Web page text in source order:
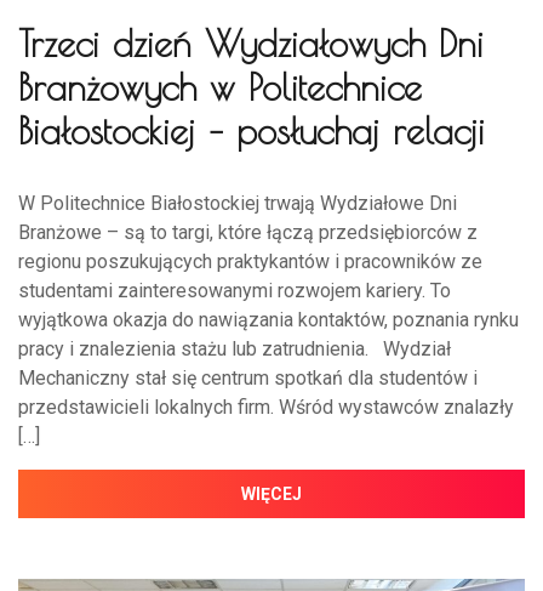
Trzeci dzień Wydziałowych Dni
Branżowych w Politechnice
Białostockiej – posłuchaj relacji
W Politechnice Białostockiej trwają Wydziałowe Dni
Branżowe – są to targi, które łączą przedsiębiorców z
regionu poszukujących praktykantów i pracowników ze
studentami zainteresowanymi rozwojem kariery. To
wyjątkowa okazja do nawiązania kontaktów, poznania rynku
pracy i znalezienia stażu lub zatrudnienia. Wydział
Mechaniczny stał się centrum spotkań dla studentów i
przedstawicieli lokalnych firm. Wśród wystawców znalazły
[…]
WIĘCEJ